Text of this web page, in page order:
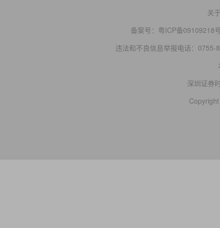
关
备案号： 粤ICP备09109218
违法和不良信息举报电话：0755-
深圳证券